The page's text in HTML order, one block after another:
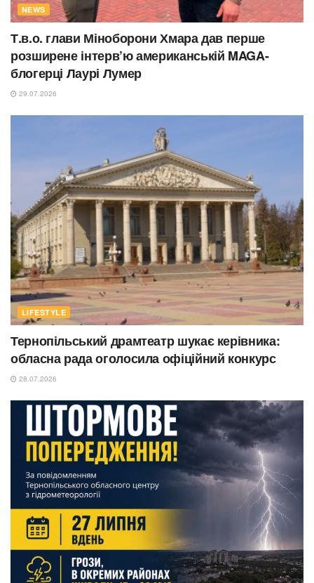
NEWS
Т.в.о. глави Міноборони Хмара дав перше
розширене інтерв’ю американській MAGA-
блогерці Лаурі Лумер
29.07.2026
LIFESTYLE
Тернопільський драмтеатр шукає керівника:
обласна рада оголосила офіційний конкурс
28.07.2026